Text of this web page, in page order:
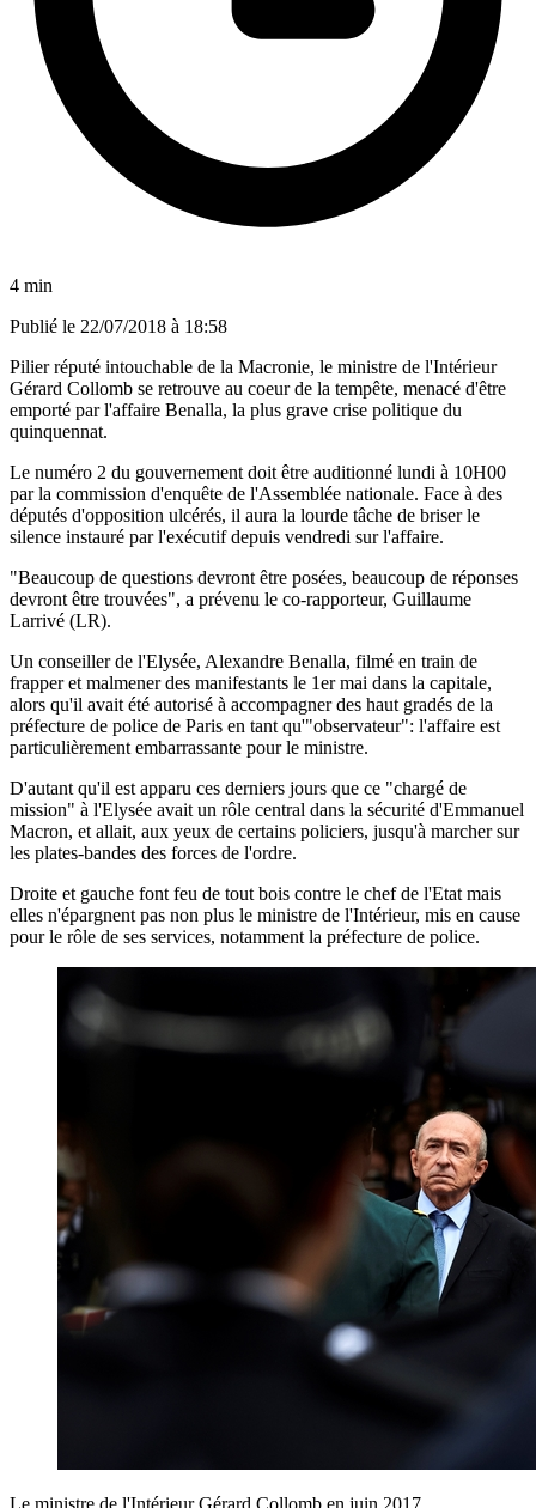
4 min
Publié le 22/07/2018 à 18:58
Pilier réputé intouchable de la Macronie, le ministre de l'Intérieur
Gérard Collomb se retrouve au coeur de la tempête, menacé d'être
emporté par l'affaire Benalla, la plus grave crise politique du
quinquennat.
Le numéro 2 du gouvernement doit être auditionné lundi à 10H00
par la commission d'enquête de l'Assemblée nationale. Face à des
députés d'opposition ulcérés, il aura la lourde tâche de briser le
silence instauré par l'exécutif depuis vendredi sur l'affaire.
"Beaucoup de questions devront être posées, beaucoup de réponses
devront être trouvées", a prévenu le co-rapporteur, Guillaume
Larrivé (LR).
Un conseiller de l'Elysée, Alexandre Benalla, filmé en train de
frapper et malmener des manifestants le 1er mai dans la capitale,
alors qu'il avait été autorisé à accompagner des haut gradés de la
préfecture de police de Paris en tant qu'"observateur": l'affaire est
particulièrement embarrassante pour le ministre.
D'autant qu'il est apparu ces derniers jours que ce "chargé de
mission" à l'Elysée avait un rôle central dans la sécurité d'Emmanuel
Macron, et allait, aux yeux de certains policiers, jusqu'à marcher sur
les plates-bandes des forces de l'ordre.
Droite et gauche font feu de tout bois contre le chef de l'Etat mais
elles n'épargnent pas non plus le ministre de l'Intérieur, mis en cause
pour le rôle de ses services, notamment la préfecture de police.
Le ministre de l'Intérieur Gérard Collomb en juin 2017